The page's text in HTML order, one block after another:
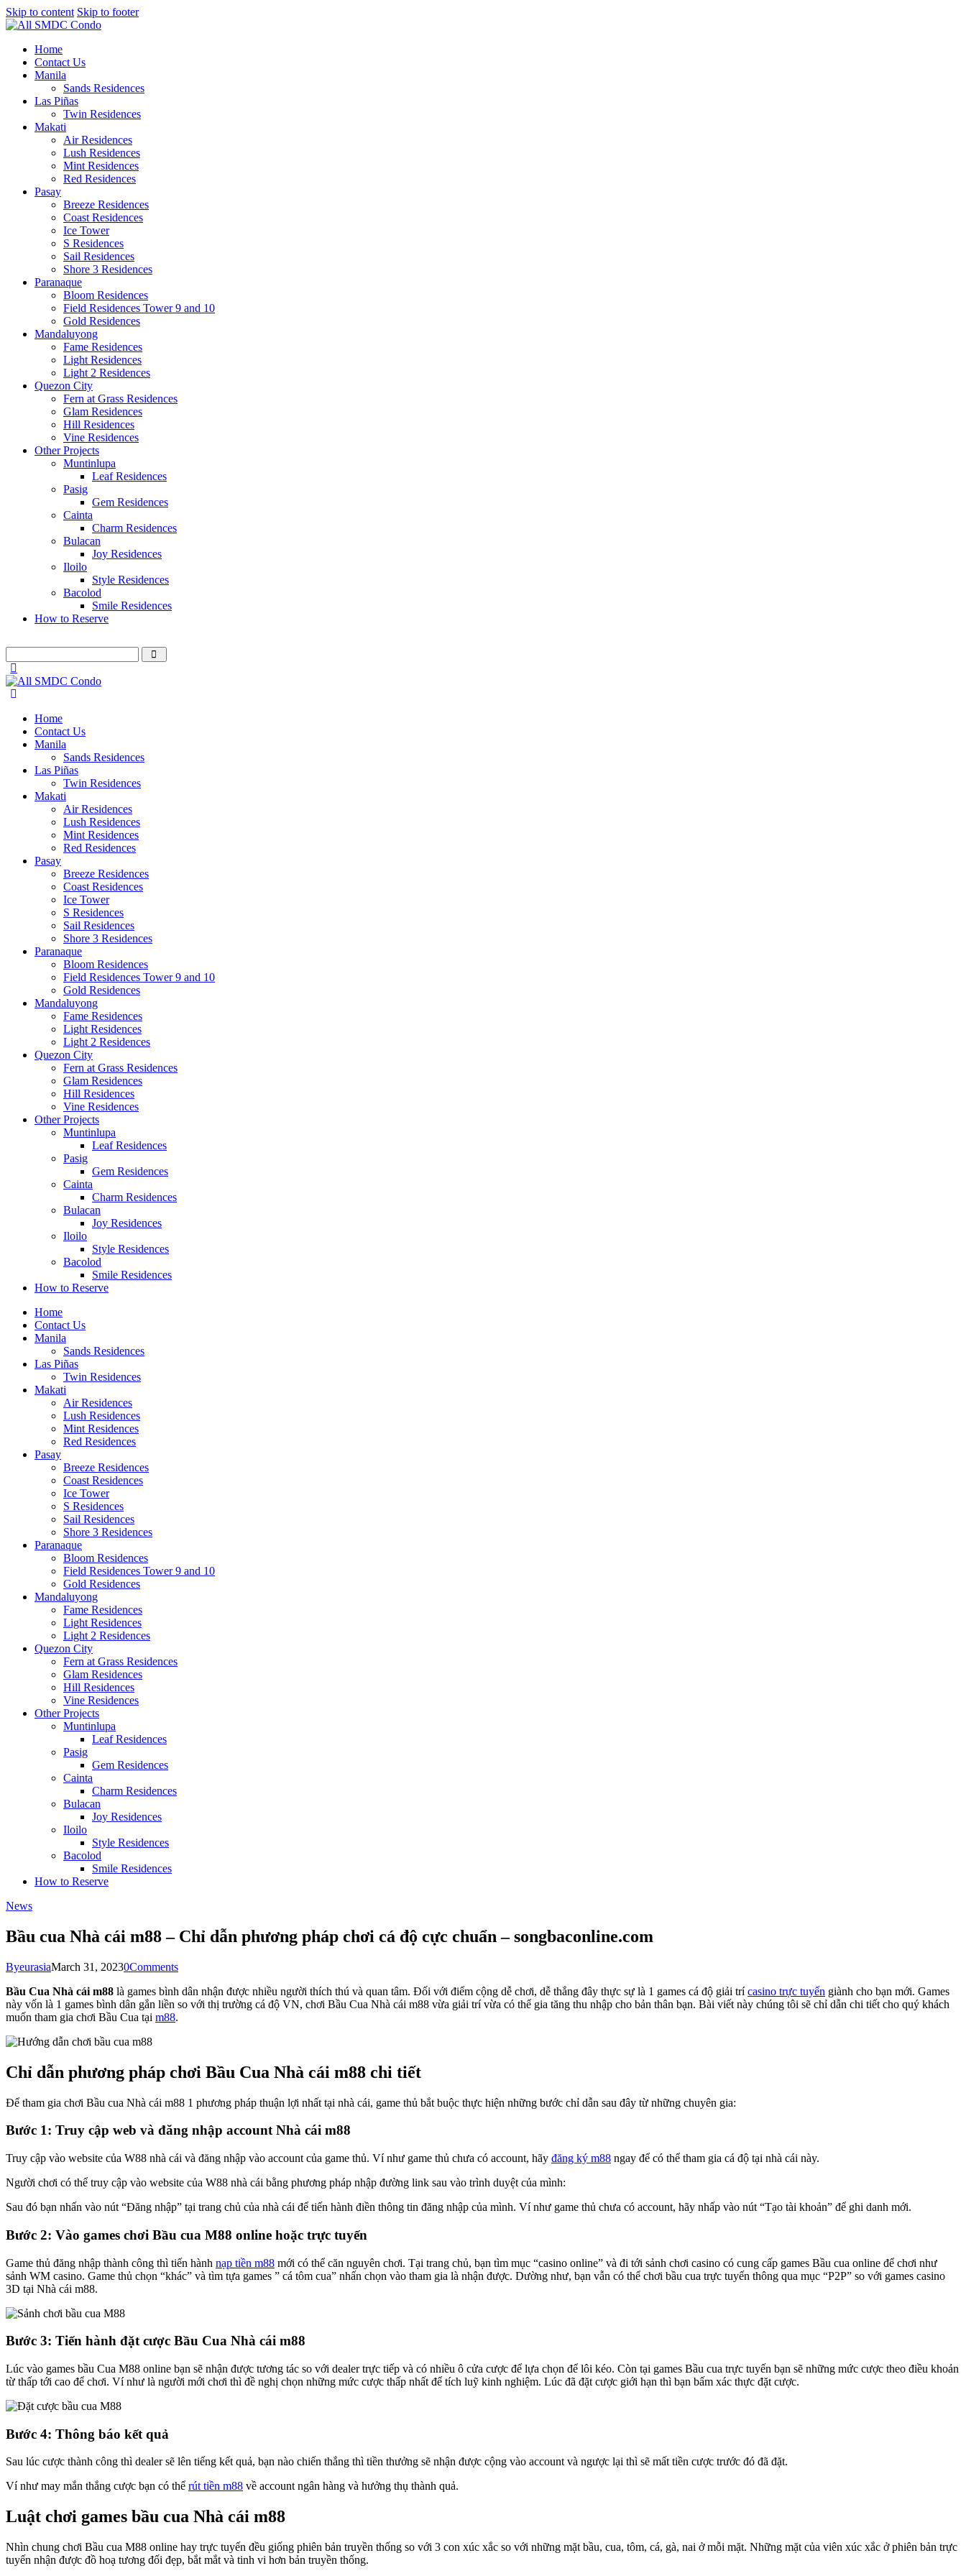
Skip to content Skip to footer
Home
Contact Us
Manila
Sands Residences
Las Piñas
Twin Residences
Makati
Air Residences
Lush Residences
Mint Residences
Red Residences
Pasay
Breeze Residences
Coast Residences
Ice Tower
S Residences
Sail Residences
Shore 3 Residences
Paranaque
Bloom Residences
Field Residences Tower 9 and 10
Gold Residences
Mandaluyong
Fame Residences
Light Residences
Light 2 Residences
Quezon City
Fern at Grass Residences
Glam Residences
Hill Residences
Vine Residences
Other Projects
Muntinlupa
Leaf Residences
Pasig
Gem Residences
Cainta
Charm Residences
Bulacan
Joy Residences
Iloilo
Style Residences
Bacolod
Smile Residences
How to Reserve
Home
Contact Us
Manila
Sands Residences
Las Piñas
Twin Residences
Makati
Air Residences
Lush Residences
Mint Residences
Red Residences
Pasay
Breeze Residences
Coast Residences
Ice Tower
S Residences
Sail Residences
Shore 3 Residences
Paranaque
Bloom Residences
Field Residences Tower 9 and 10
Gold Residences
Mandaluyong
Fame Residences
Light Residences
Light 2 Residences
Quezon City
Fern at Grass Residences
Glam Residences
Hill Residences
Vine Residences
Other Projects
Muntinlupa
Leaf Residences
Pasig
Gem Residences
Cainta
Charm Residences
Bulacan
Joy Residences
Iloilo
Style Residences
Bacolod
Smile Residences
How to Reserve
Home
Contact Us
Manila
Sands Residences
Las Piñas
Twin Residences
Makati
Air Residences
Lush Residences
Mint Residences
Red Residences
Pasay
Breeze Residences
Coast Residences
Ice Tower
S Residences
Sail Residences
Shore 3 Residences
Paranaque
Bloom Residences
Field Residences Tower 9 and 10
Gold Residences
Mandaluyong
Fame Residences
Light Residences
Light 2 Residences
Quezon City
Fern at Grass Residences
Glam Residences
Hill Residences
Vine Residences
Other Projects
Muntinlupa
Leaf Residences
Pasig
Gem Residences
Cainta
Charm Residences
Bulacan
Joy Residences
Iloilo
Style Residences
Bacolod
Smile Residences
How to Reserve
News
Bầu cua Nhà cái m88 – Chỉ dẫn phương pháp chơi cá độ cực chuẩn – songbaconline.com
ByeurasiaMarch 31, 20230Comments
Bầu Cua Nhà cái m88 là games bình dân nhận được nhiều người thích thú và quan tâm. Đối với điểm cộng dễ chơi, dễ thắng đây thực sự là 1 games cá độ giải trícasino trực tuyến giành cho bạn mới. Games
này vốn là 1 games bình dân gắn liền so với thị trường cá độ VN, chơi Bầu Cua Nhà cái m88 vừa giải trí vừa có thể gia tăng thu nhập cho bản thân bạn. Bài viết này chúng tôi sẽ chỉ dẫn chi tiết cho quý khách
muốn tham gia chơi Bầu Cua tại m88.
Chỉ dẫn phương pháp chơi Bầu Cua Nhà cái m88 chi tiết
Để tham gia chơi Bầu cua Nhà cái m88 1 phương pháp thuận lợi nhất tại nhà cái, game thủ bắt buộc thực hiện những bước chỉ dẫn sau đây từ những chuyên gia:
Bước 1: Truy cập web và đăng nhập account Nhà cái m88
Truy cập vào website của W88 nhà cái và đăng nhập vào account của game thủ. Ví như game thủ chưa có account, hãy đăng ký m88 ngay để có thể tham gia cá độ tại nhà cái này.
Người chơi có thể truy cập vào website của W88 nhà cái bằng phương pháp nhập đường link sau vào trình duyệt của mình:
Sau đó bạn nhấn vào nút “Đăng nhập” tại trang chủ của nhà cái để tiến hành điền thông tin đăng nhập của mình. Ví như game thủ chưa có account, hãy nhấp vào nút “Tạo tài khoản” để ghi danh mới.
Bước 2: Vào games chơi Bầu cua M88 online hoặc trực tuyến
Game thủ đăng nhập thành công thì tiến hành nạp tiền m88 mới có thể căn nguyên chơi. Tại trang chủ, bạn tìm mục “casino online” và đi tới sảnh chơi casino có cung cấp games Bầu cua online để chơi như
sảnh WM casino. Game thủ chọn “khác” và tìm tựa games ” cá tôm cua” nhấn chọn vào tham gia là nhận được. Dường như, bạn vẫn có thể chơi bầu cua trực tuyến thông qua mục “P2P” so với games casino
3D tại Nhà cái m88.
Bước 3: Tiến hành đặt cược Bầu Cua Nhà cái m88
Lúc vào games bầu Cua M88 online bạn sẽ nhận được tương tác so với dealer trực tiếp và có nhiều ô cửa cược để lựa chọn để lôi kéo. Còn tại games Bầu cua trực tuyến bạn sẽ những mức cược theo điều khoản
từ thấp tới cao để chơi. Ví như là người mới chơi thì đề nghị chọn những mức cược thấp nhất để tích luỹ kinh nghiệm. Lúc đã đặt cược giới hạn thì bạn bấm xác thực đặt cược.
Bước 4: Thông báo kết quả
Sau lúc cược thành công thì dealer sẽ lên tiếng kết quả, bạn nào chiến thắng thì tiền thưởng sẽ nhận được cộng vào account và ngược lại thì sẽ mất tiền cược trước đó đã đặt.
Ví như may mắn thắng cược bạn có thể rút tiền m88 về account ngân hàng và hưởng thụ thành quả.
Luật chơi games bầu cua Nhà cái m88
Nhìn chung chơi Bầu cua M88 online hay trực tuyến đều giống phiên bản truyền thống so với 3 con xúc xắc so với những mặt bầu, cua, tôm, cá, gà, nai ở mỗi mặt. Những mặt của viên xúc xắc ở phiên bản trực
tuyến nhận được đồ hoạ tương đối đẹp, bắt mắt và tinh vi hơn bản truyền thống.